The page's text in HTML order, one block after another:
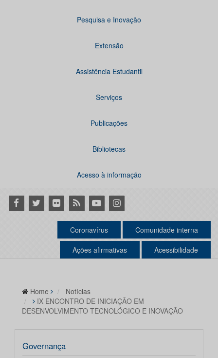
Pesquisa e Inovação
Extensão
Assistência Estudantil
Serviços
Publicações
Bibliotecas
Acesso à informação
Facebook
Twitter Flickr RSS YoutubeInstagram
Coronavírus Comunidade interna
Ações afirmativas Acessibilidade
Home
Notícias
IX ENCONTRO DE INICIAÇÃO EM
DESENVOLVIMENTO TECNOLÓGICO E INOVAÇÃO
Governança